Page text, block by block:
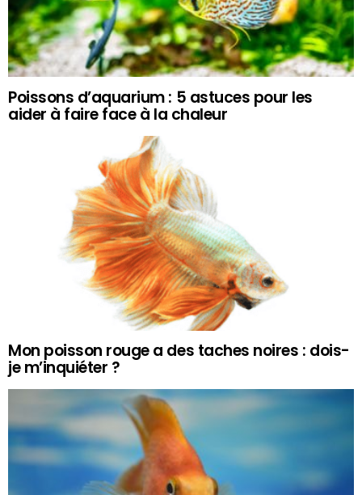
Poissons d’aquarium : 5 astuces pour les
aider à faire face à la chaleur
Mon poisson rouge a des taches noires : dois-
je m’inquiéter ?